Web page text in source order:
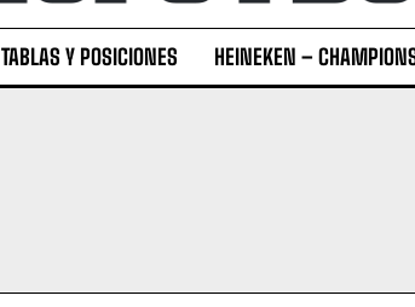
TABLAS Y POSICIONES HEINEKEN –